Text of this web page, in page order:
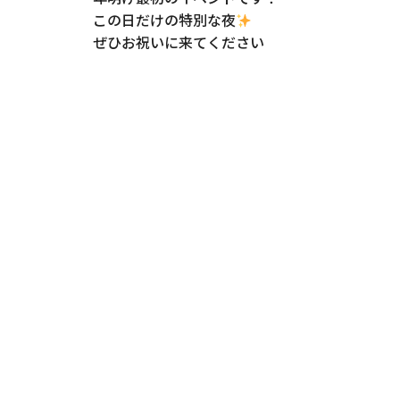
この日だけの特別な夜
ぜひお祝いに来てください